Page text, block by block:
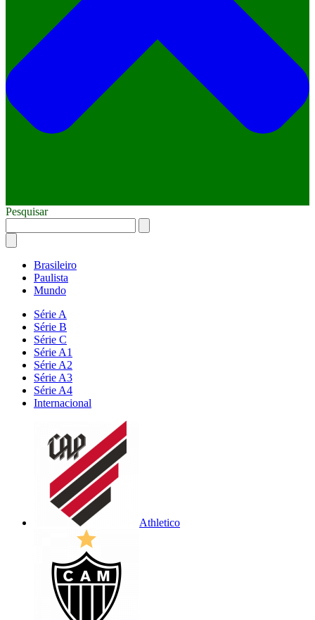
Pesquisar
Brasileiro
Paulista
Mundo
Série A
Série B
Série C
Série A1
Série A2
Série A3
Série A4
Internacional
Athletico